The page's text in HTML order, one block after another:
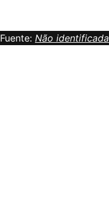
Fuente: Não identificada